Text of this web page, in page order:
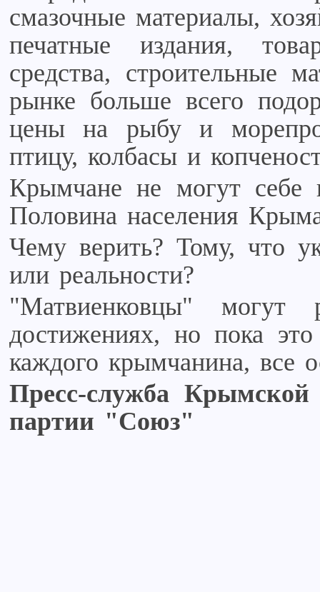
смазочные материалы,
печатные издания,
средства, строительные
рынке больше всего
цены на рыбу и
птицу, колбасы и
Крымчане не могут себе
Половина населения
Чему верить? Тому, что
или реальности?
"Матвиенковцы" могут
достижениях, но пока
каждого крымчанина, все
Пресс-служба Крымской
партии "Союз"